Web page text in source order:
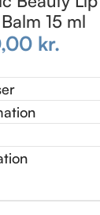
15 ml
kr.